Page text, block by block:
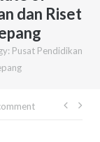
dan Riset
Pusat Pendidikan
Post